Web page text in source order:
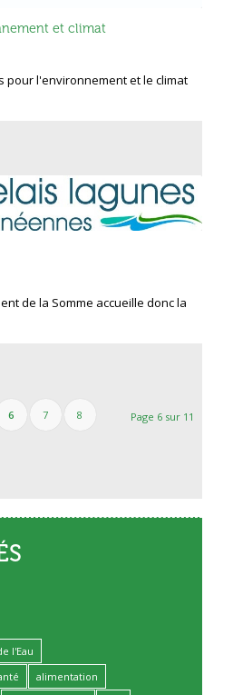
et climat
pour l'environnement et le climat
de la Somme accueille donc la
Page 6 sur 11
6 7 8
l'Eau
alimentation